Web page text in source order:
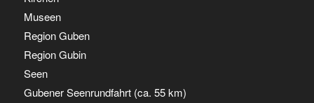
Museen
Region Guben
Region Gubin
Seen
Gubener Seenrundfahrt (ca. 55 km)